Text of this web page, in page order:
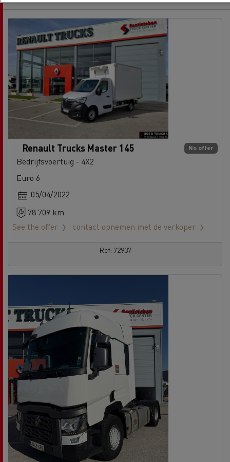
No offer
Renault Trucks Master 145
Bedrijfsvoertuig - 4X2
Euro 6
05/04/2022
78 709 km
See the offer
contact opnemen met de verkoper
Ref: 72937